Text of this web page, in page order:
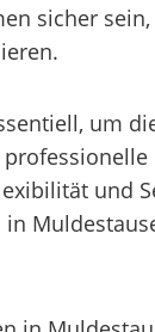
sicher
um
und